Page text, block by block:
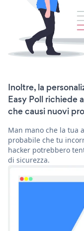
Inoltre, la
Easy Poll richiede
che causi nuovi
Man mano che la tua
probabile che tu
hacker potrebbero
di sicurezza.